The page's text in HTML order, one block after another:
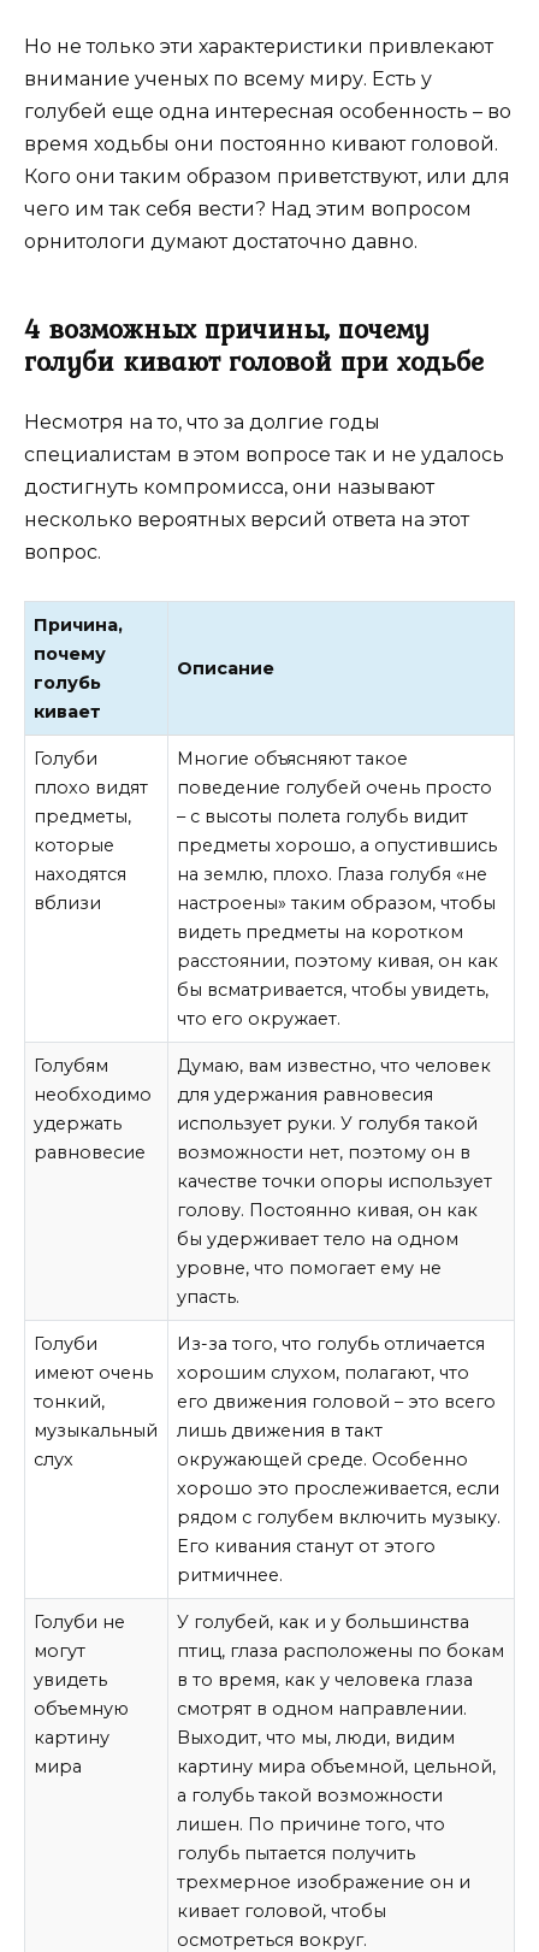
Но не только эти характеристики привлекают
внимание ученых по всему миру. Есть у
голубей еще одна интересная особенность – во
время ходьбы они постоянно кивают головой.
Кого они таким образом приветствуют, или для
чего им так себя вести? Над этим вопросом
орнитологи думают достаточно давно.
4 возможных причины, почему
голуби кивают головой при ходьбе
Несмотря на то, что за долгие годы
специалистам в этом вопросе так и не удалось
достигнуть компромисса, они называют
несколько вероятных версий ответа на этот
вопрос.
Причина,
почему
голубь
кивает
Описание
Голуби
плохо видят
предметы,
которые
находятся
вблизи
Многие объясняют такое
поведение голубей очень просто
– с высоты полета голубь видит
предметы хорошо, а опустившись
на землю, плохо. Глаза голубя «не
настроены» таким образом, чтобы
видеть предметы на коротком
расстоянии, поэтому кивая, он как
бы всматривается, чтобы увидеть,
что его окружает.
Голубям
необходимо
удержать
равновесие
Думаю, вам известно, что человек
для удержания равновесия
использует руки. У голубя такой
возможности нет, поэтому он в
качестве точки опоры использует
голову. Постоянно кивая, он как
бы удерживает тело на одном
уровне, что помогает ему не
упасть.
Голуби
имеют очень
тонкий,
музыкальный
слух
Из-за того, что голубь отличается
хорошим слухом, полагают, что
его движения головой – это всего
лишь движения в такт
окружающей среде. Особенно
хорошо это прослеживается, если
рядом с голубем включить музыку.
Его кивания станут от этого
ритмичнее.
Голуби не
могут
увидеть
объемную
картину
мира
У голубей, как и у большинства
птиц, глаза расположены по бокам
в то время, как у человека глаза
смотрят в одном направлении.
Выходит, что мы, люди, видим
картину мира объемной, цельной,
а голубь такой возможности
лишен. По причине того, что
голубь пытается получить
трехмерное изображение он и
кивает головой, чтобы
осмотреться вокруг.